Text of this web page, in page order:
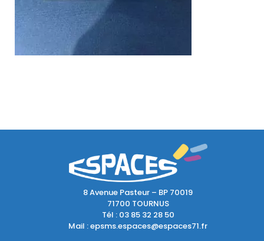
8 Avenue Pasteur – BP 70019
71700 TOURNUS
Tél : 03 85 32 28 50
Mail :epsms.espaces@espaces71.fr